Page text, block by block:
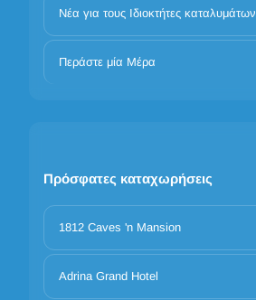
Νέα για τους Ιδιοκτήτες καταλυμάτων
Περάστε μία Μέρα
Πρόσφατες καταχωρήσεις
1812 Caves 'n Mansion
Adrina Grand Hotel